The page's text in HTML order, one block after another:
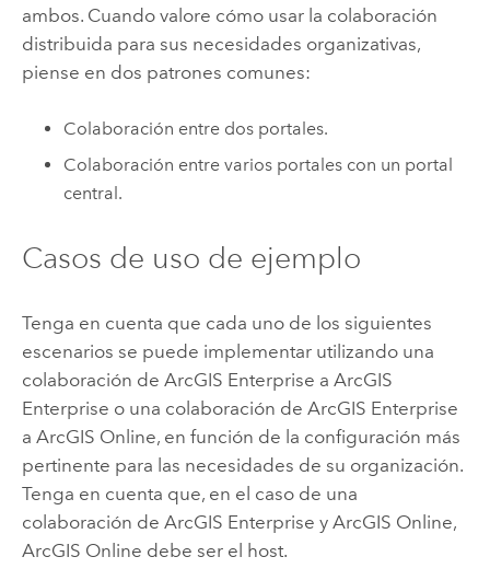
ambos. Cuando valore cómo usar la colaboración
distribuida para sus necesidades organizativas,
piense en dos patrones comunes:
Colaboración entre dos portales.
Colaboración entre varios portales con un portal
central.
Casos de uso de ejemplo
Tenga en cuenta que cada uno de los siguientes
escenarios se puede implementar utilizando una
colaboración de ArcGIS Enterprise a ArcGIS
Enterprise o una colaboración de ArcGIS Enterprise
a ArcGIS Online, en función de la configuración más
pertinente para las necesidades de su organización.
Tenga en cuenta que, en el caso de una
colaboración de ArcGIS Enterprise y ArcGIS Online,
ArcGIS Online debe ser el host.